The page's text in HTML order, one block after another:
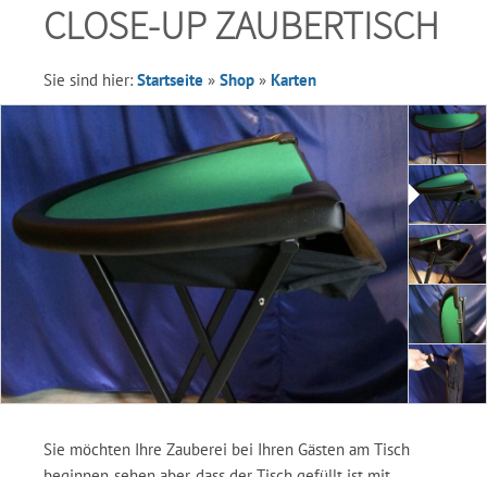
CLOSE-UP ZAUBERTISCH
Sie sind hier: Startseite » Shop » Karten
Sie möchten Ihre Zauberei bei Ihren Gästen am Tisch